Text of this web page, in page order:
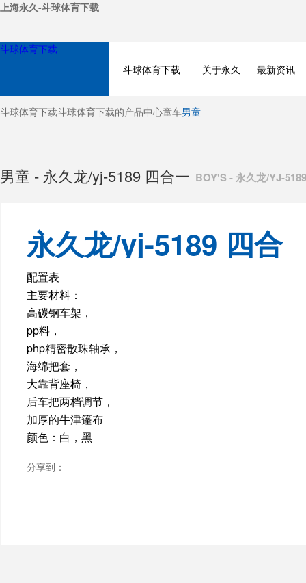
上海永久-斗球体育下载
斗球体育下载
斗球体育下载
关于永久 最新资讯
斗球体育下载斗球体育下载的产品中心童车男童
BICYCLE
ELECTRIC BIKE
ELECTRIC MOTORCYCLE
TRICYCLE
CHILDS
男童 - 永久龙/yj-5189 四合一 BOY'S - 永久龙/YJ-
永久龙/yj-5189 四合
一
配置表
主要材料：
高碳钢车架，
pp料，
php精密散珠轴承，
海绵把套，
大靠背座椅，
后车把两档调节，
加厚的牛津篷布
颜色：白，黑
分享到：